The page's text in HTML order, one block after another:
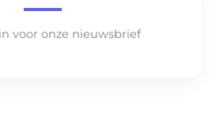
voor onze nieuwsbrief